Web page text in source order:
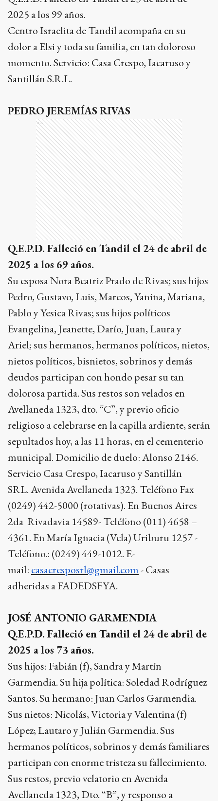
2025 a los 99 años.
Centro Israelita de Tandil acompaña en su
dolor a Elsi y toda su familia, en tan doloroso
momento. Servicio: Casa Crespo, Iacaruso y
Santillán S.R.L.
PEDRO JEREMÍAS RIVAS
Ads
Q.E.P.D. Falleció en Tandil el 24 de abril de
2025 a los 69 años.
Su esposa Nora Beatriz Prado de Rivas;sus hijos
Pedro, Gustavo, Luis, Marcos, Yanina, Mariana,
Pablo y Yesica Rivas;sus hijos políticos
Evangelina, Jeanette, Darío, Juan, Laura y
Ariel;sus hermanos, hermanos políticos, nietos,
nietos políticos, bisnietos, sobrinos y demás
deudos participan con hondo pesar su tan
dolorosa partida. Sus restos son velados en
Avellaneda 1323, dto. “C”, y previo oficio
religioso a celebrarse en la capilla ardiente, serán
sepultados hoy, a las 11 horas, en el cementerio
municipal. Domicilio de duelo: Alonso 2146.
Servicio Casa Crespo, Iacaruso y Santillán
SRL.Avenida Avellaneda 1323. Teléfono Fax
(0249) 442-5000 (rotativas).En Buenos Aires
2da Rivadavia 14589- Teléfono (011) 4658 –
4361. En María Ignacia (Vela) Uriburu 1257 -
Teléfono.: (0249) 449-1012.E-
mail: casacresposrl@gmail.com- Casas
adheridas a FADEDSFYA.
JOSÉ ANTONIO GARMENDIA
Q.E.P.D. Falleció en Tandil el 24 de abril de
2025 a los 73 años.
Sus hijos: Fabián (f), Sandra y Martín
Garmendia. Su hija política: Soledad Rodríguez
Santos. Su hermano: Juan Carlos Garmendia.
Sus nietos: Nicolás, Victoria y Valentina (f)
López; Lautaro y Julián Garmendia. Sus
hermanos políticos, sobrinos y demás familiares
participan con enorme tristeza su fallecimiento.
Sus restos, previo velatorio en Avenida
Avellaneda 1323, Dto. “B”, y responso a